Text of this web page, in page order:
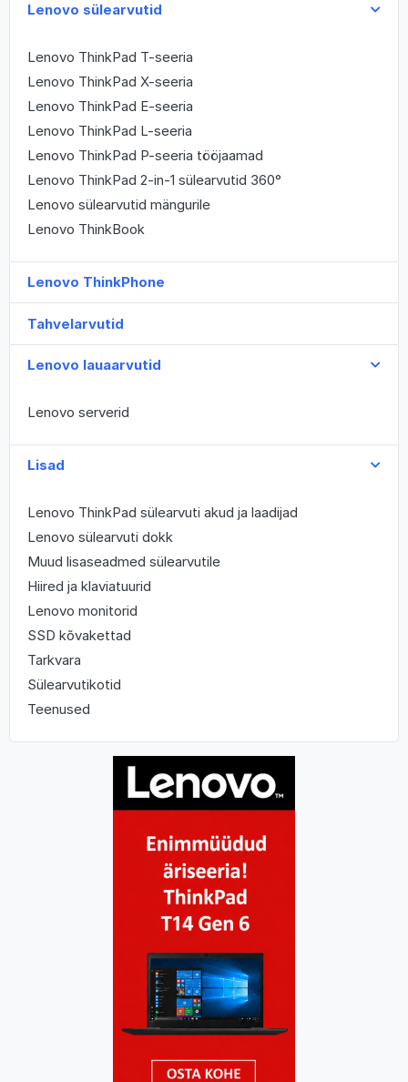
Lenovo sülearvutid
Lenovo ThinkPad T-seeria
Lenovo ThinkPad X-seeria
Lenovo ThinkPad E-seeria
Lenovo ThinkPad L-seeria
Lenovo ThinkPad P-seeria tööjaamad
Lenovo ThinkPad 2-in-1 sülearvutid 360°
Lenovo sülearvutid mängurile
Lenovo ThinkBook
Lenovo ThinkPhone
Tahvelarvutid
Lenovo lauaarvutid
Lenovo serverid
Lisad
Lenovo ThinkPad sülearvuti akud ja laadijad
Lenovo sülearvuti dokk
Muud lisaseadmed sülearvutile
Hiired ja klaviatuurid
Lenovo monitorid
SSD kõvakettad
Tarkvara
Sülearvutikotid
Teenused